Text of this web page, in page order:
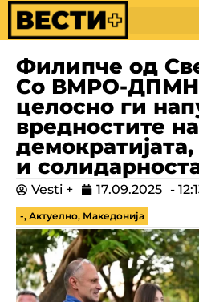
Филипче од
Со ВМРО-
целосно ги
вредностите на
и
Vesti + 17.09.2025 -
-, Актуелно, Македонија